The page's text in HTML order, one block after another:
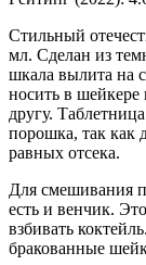
Стильный
мл. Сделан из
шкала вылита на
носить в шейкере
другу.
порошка, так как
равных отсека.
Для смешивания
есть и венчик.
взбивать
бракованные